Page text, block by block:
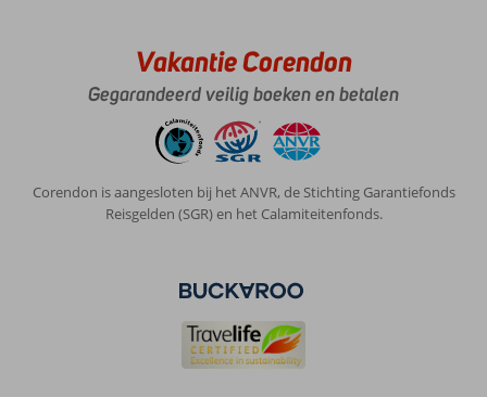
Vakantie Corendon
Gegarandeerd veilig boeken en betalen
Corendon is aangesloten bij het ANVR, de Stichting Garantiefonds
Reisgelden (SGR) en het Calamiteitenfonds.